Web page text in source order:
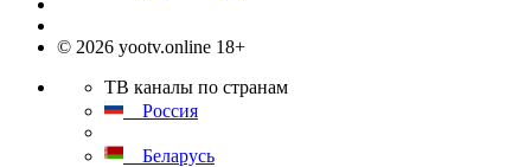
© 2026 yootv.online 18+
ТВ каналы по странам
Россия
Беларусь